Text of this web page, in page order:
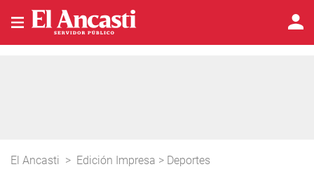
El Ancasti > Edición Impresa > Deportes